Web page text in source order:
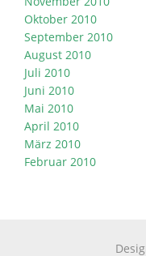
Oktober 2010
September 2010
August 2010
Juli 2010
Juni 2010
Mai 2010
April 2010
März 2010
Februar 2010